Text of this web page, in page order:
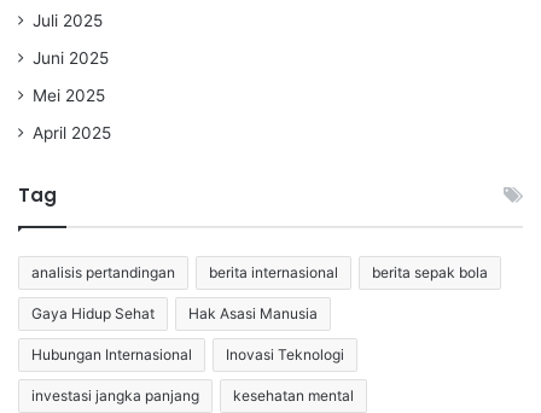
Juli 2025
Juni 2025
Mei 2025
April 2025
Tag
analisis pertandingan berita internasional berita sepak bola
Gaya Hidup Sehat Hak Asasi Manusia
Hubungan Internasional Inovasi Teknologi
investasi jangka panjang kesehatan mental